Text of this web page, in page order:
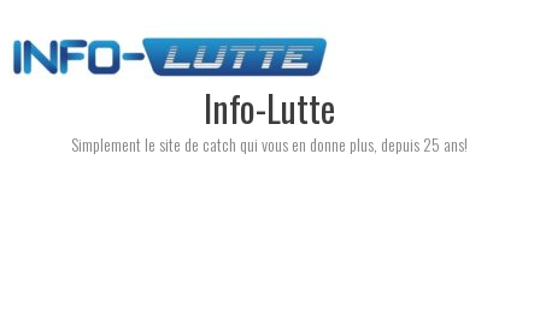
to
content
Info-Lutte
Simplement le site de catch qui vous en donne plus, depuis 25 ans!